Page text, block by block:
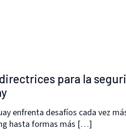
para la
enfrenta desafíos cada vez
hasta formas más […]